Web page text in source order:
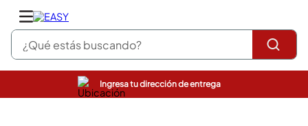
¿Qué estás buscando?
Ingresa tu dirección de entrega
pinturas